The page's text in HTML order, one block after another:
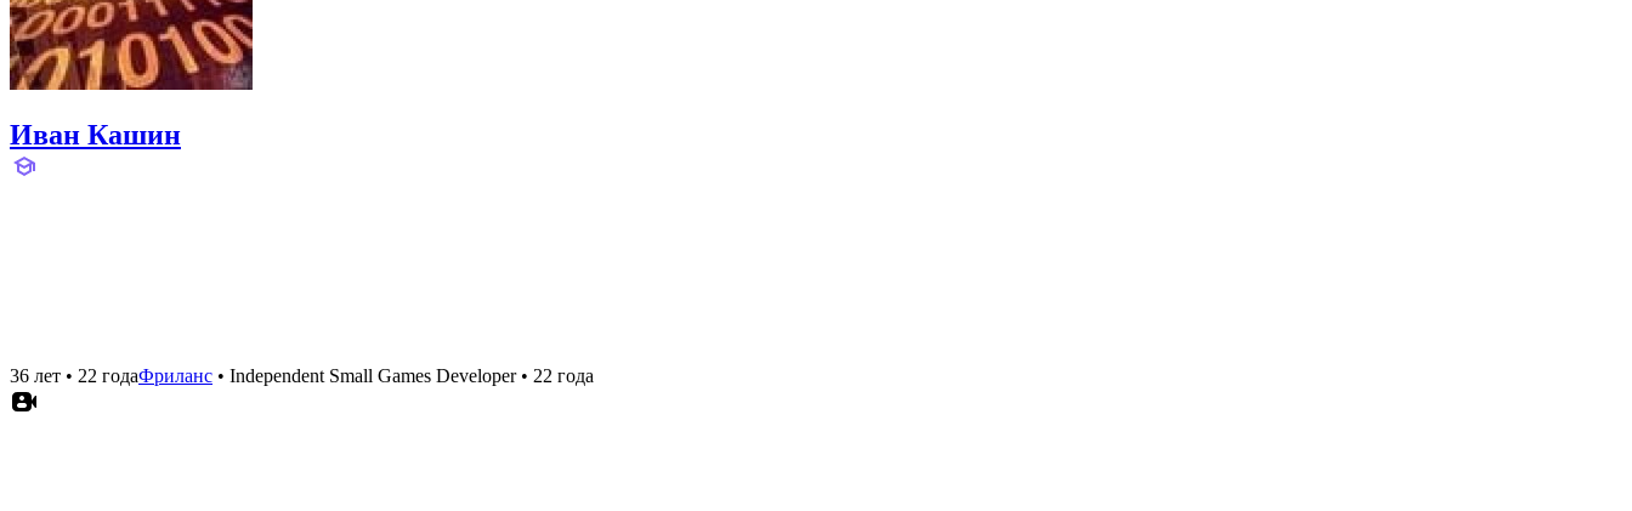
Иван Кашин
36 лет • 22 годаФриланс • Independent Small Games Developer• 22 года